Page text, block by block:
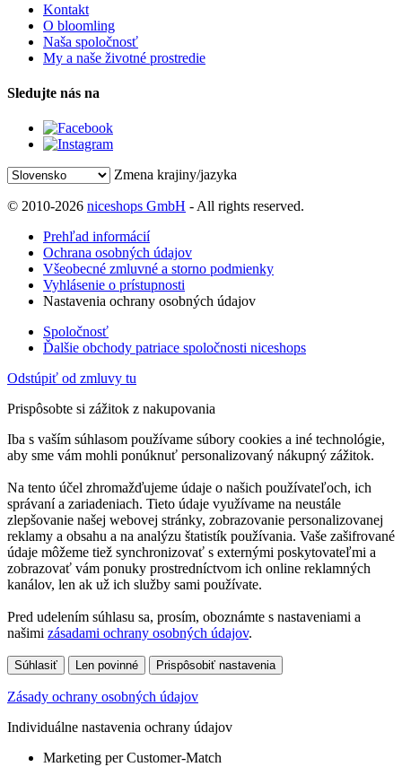
Kontakt
O bloomling
Naša spoločnosť
My a naše životné prostredie
Sledujte nás na
Zmena krajiny/jazyka
© 2010-2026 niceshops GmbH - All rights reserved.
Prehľad informácií
Ochrana osobných údajov
Všeobecné zmluvné a storno podmienky
Vyhlásenie o prístupnosti
Nastavenia ochrany osobných údajov
Spoločnosť
Ďalšie obchody patriace spoločnosti niceshops
Odstúpiť od zmluvy tu
Prispôsobte si zážitok z nakupovania
Iba s vaším súhlasom používame súbory cookies a iné technológie,
aby sme vám mohli ponúknuť personalizovaný nákupný zážitok.
Na tento účel zhromažďujeme údaje o našich používateľoch, ich
správaní a zariadeniach. Tieto údaje využívame na neustále
zlepšovanie našej webovej stránky, zobrazovanie personalizovanej
reklamy a obsahu a na analýzu štatistík používania. Vaše zašifrované
údaje môžeme tiež synchronizovať s externými poskytovateľmi a
zobrazovať vám ponuky prostredníctvom ich online reklamných
kanálov, len ak už ich služby sami používate.
Pred udelením súhlasu sa, prosím, oboznámte s nastaveniami a
našimi zásadami ochrany osobných údajov.
Súhlasiť Len povinné Prispôsobiť nastavenia
Zásady ochrany osobných údajov
Individuálne nastavenia ochrany údajov
Marketing per Customer-Match